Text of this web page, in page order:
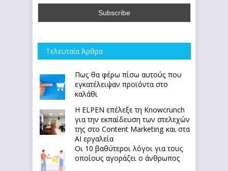
Τελευταία Άρθρα
Πως θα φέρω πίσω αυτούς που
εγκατέλειψαν προϊόντα στο
καλάθι
Η ELPEN επέλεξε τη Knowcrunch
για την εκπαίδευση των στελεχών
της στο Content Marketing και στα
AI εργαλεία
Οι 10 βαθύτεροι λόγοι για τους
οποίους αγοράζει ο άνθρωπος